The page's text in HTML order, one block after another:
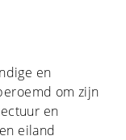
en
om zijn
en
eiland